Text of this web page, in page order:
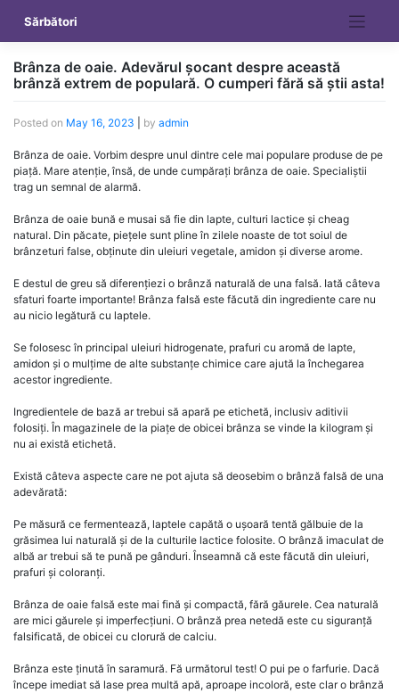
content
Sărbători
Brânza de oaie. Adevărul șocant despre această
brânză extrem de populară. O cumperi fără să știi asta!
Posted on May 16, 2023 by admin
Brânza de oaie. Vorbim despre unul dintre cele mai populare produse de pe
piață. Mare atenție, însă, de unde cumpărați brânza de oaie. Specialiștii
trag un semnal de alarmă.
Brânza de oaie bună e musai să fie din lapte, culturi lactice și cheag
natural. Din păcate, piețele sunt pline în zilele noaste de tot soiul de
brânzeturi false, obținute din uleiuri vegetale, amidon și diverse arome.
E destul de greu să diferențiezi o brânză naturală de una falsă. Iată câteva
sfaturi foarte importante! Brânza falsă este făcută din ingrediente care nu
au nicio legătură cu laptele.
Se folosesc în principal uleiuri hidrogenate, prafuri cu aromă de lapte,
amidon și o mulțime de alte substanțe chimice care ajută la închegarea
acestor ingrediente.
Ingredientele de bază ar trebui să apară pe etichetă, inclusiv aditivii
folosiți. În magazinele de la piațe de obicei brânza se vinde la kilogram și
nu ai există etichetă.
Există câteva aspecte care ne pot ajuta să deosebim o brânză falsă de una
adevărată:
Pe măsură ce fermentează, laptele capătă o ușoară tentă gălbuie de la
grăsimea lui naturală și de la culturile lactice folosite. O brânză imaculat de
albă ar trebui să te pună pe gânduri. Înseamnă că este făcută din uleiuri,
prafuri și coloranți.
Brânza de oaie falsă este mai fină și compactă, fără găurele. Cea naturală
are mici găurele și imperfecțiuni. O brânză prea netedă este cu siguranță
falsificată, de obicei cu clorură de calciu.
Brânza este ținută în saramură. Fă următorul test! O pui pe o farfurie. Dacă
începe imediat să lase prea multă apă, aproape incoloră, este clar o brânză